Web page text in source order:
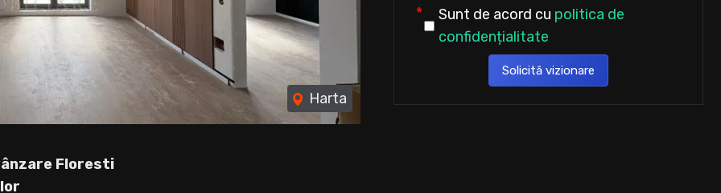
Harta
Floresti
Sunt de acord cu politica de
confidențialitate
Solicită vizionare